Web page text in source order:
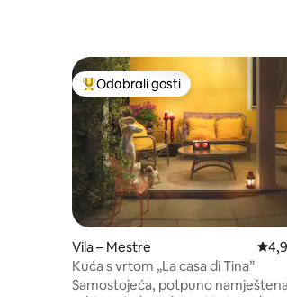
Među najviše rangiranima s
Odabrali gosti
Vila – Mestre
Kuća s vrtom „La casa di Tina”
Samostojeća, potpuno